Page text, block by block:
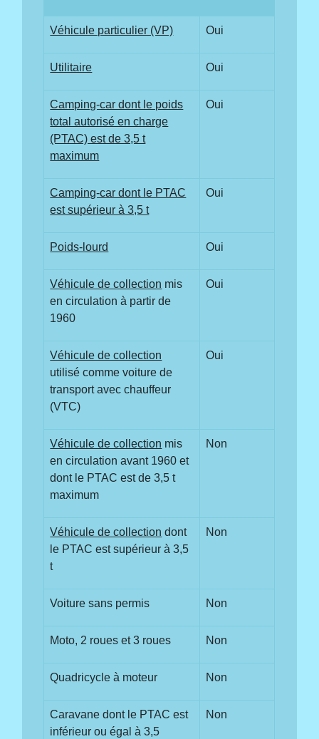
Véhicule particulier (VP) Oui
Utilitaire Oui
Camping-car dont le poids
total autorisé en charge
(PTAC) est de 3,5 t
maximum
Oui
Camping-car dont le PTAC
est supérieur à 3,5 t
Oui
Poids-lourd Oui
Véhicule de collection mis
en circulation à partir de
1960
Oui
Véhicule de collection
utilisé comme voiture de
transport avec chauffeur
(VTC)
Oui
Véhicule de collection mis
en circulation avant 1960 et
dont le PTAC est de 3,5 t
maximum
Non
Véhicule de collection dont
le PTAC est supérieur à 3,5
t
Non
Voiture sans permis Non
Moto, 2 roues et 3 roues Non
Quadricycle à moteur Non
Caravane dont le PTAC est
inférieur ou égal à 3,5
Non